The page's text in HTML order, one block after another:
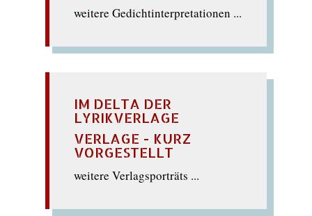
weitere Gedichtinterpretationen ...
IM DELTA DER
LYRIKVERLAGE
VERLAGE - KURZ
VORGESTELLT
weitere Verlagsporträts ...